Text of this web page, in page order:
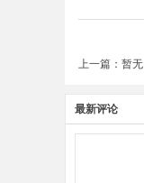
上一篇：暂无
最新评论